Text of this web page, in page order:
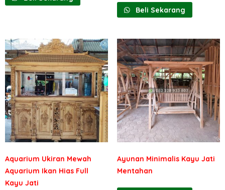
Beli Sekarang
Aquarium Ukiran Mewah
Aquarium Ikan Hias Full
Kayu Jati
Ayunan Minimalis Kayu Jati
Mentahan